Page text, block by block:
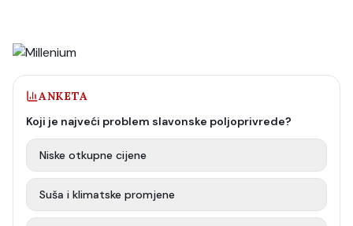
ANKETA
Koji je najveći problem slavonske poljoprivrede?
Niske otkupne cijene
Suša i klimatske promjene